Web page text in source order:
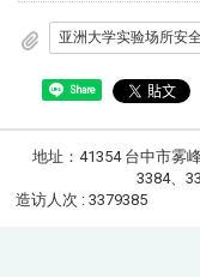
Share
地址：41354 台中市
3384、
造访人次 : 3379385